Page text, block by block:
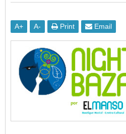
A+ A- Print Email